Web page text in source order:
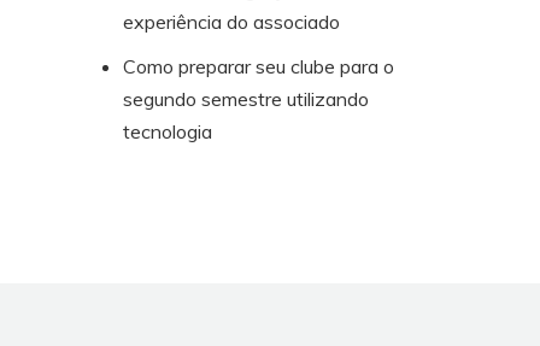
experiência do associado
Como preparar seu clube para o
segundo semestre utilizando
tecnologia